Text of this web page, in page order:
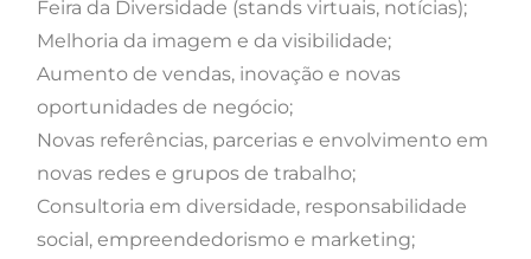
Feira da Diversidade (stands virtuais, notícias);
Melhoria da imagem e da visibilidade;
Aumento de vendas, inovação e novas
oportunidades de negócio;
Novas referências, parcerias e envolvimento em
novas redes e grupos de trabalho;
Consultoria em diversidade, responsabilidade
social, empreendedorismo e marketing;